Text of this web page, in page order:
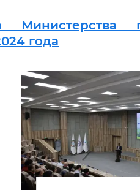
года